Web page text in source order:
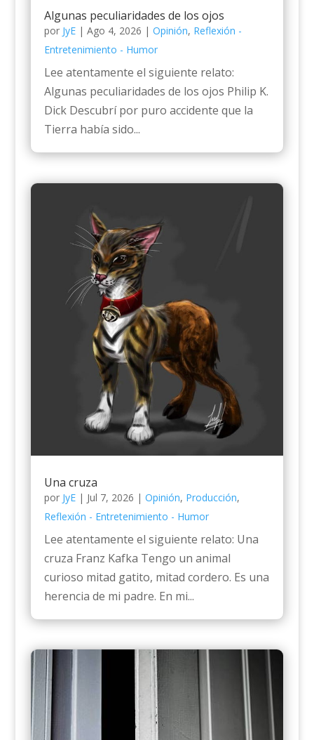
Algunas peculiaridades de los ojos
por JyE| Ago 4, 2026 | Opinión, Reflexión -
Entretenimiento - Humor
Lee atentamente el siguiente relato:
Algunas peculiaridades de los ojos Philip K.
Dick Descubrí por puro accidente que la
Tierra había sido...
Una cruza
por JyE| Jul 7, 2026 | Opinión, Producción,
Reflexión - Entretenimiento - Humor
Lee atentamente el siguiente relato: Una
cruza Franz Kafka Tengo un animal
curioso mitad gatito, mitad cordero. Es una
herencia de mi padre. En mi...